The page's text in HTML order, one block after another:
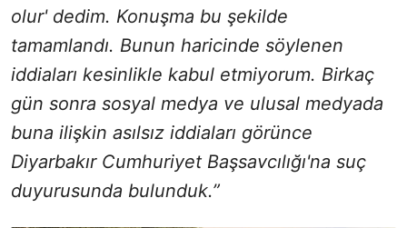
olur' dedim. Konuşma bu şekilde
tamamlandı. Bunun haricinde söylenen
iddiaları kesinlikle kabul etmiyorum. Birkaç
gün sonra sosyal medya ve ulusal medyada
buna ilişkin asılsız iddiaları görünce
Diyarbakır Cumhuriyet Başsavcılığı'na suç
duyurusunda bulunduk.”